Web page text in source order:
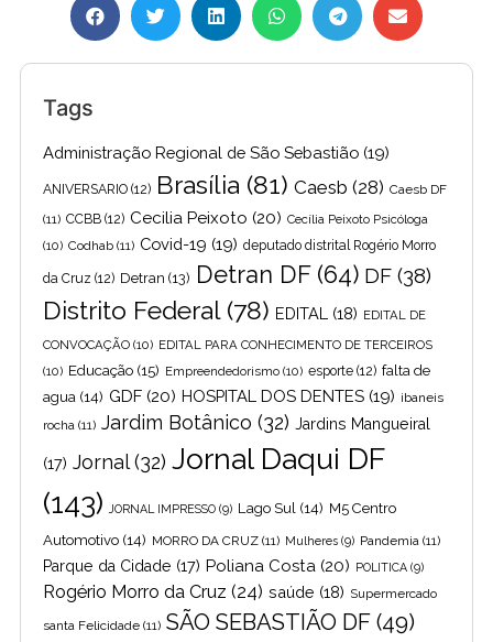
Tags
Administração Regional de São Sebastião (19)
ANIVERSARIO (12) Brasília (81) Caesb (28) Caesb DF
(11) CCBB (12) Cecilia Peixoto (20) Cecília Peixoto Psicóloga
(10) Codhab (11) Covid-19 (19) deputado distrital Rogério Morro
da Cruz (12) Detran (13) Detran DF(64) DF (38)
Distrito Federal(78) EDITAL (18) EDITAL DE
CONVOCAÇÃO (10) EDITAL PARA CONHECIMENTO DE TERCEIROS
(10) Educação (15) Empreendedorismo (10) esporte (12) falta de
agua (14) GDF (20) HOSPITAL DOS DENTES (19) ibaneis
rocha (11) Jardim Botânico (32) Jardins Mangueiral
(17) Jornal(32) Jornal Daqui DF
(143) JORNAL IMPRESSO (9) Lago Sul (14) M5 Centro
Automotivo (14) MORRO DA CRUZ (11) Mulheres (9) Pandemia (11)
Parque da Cidade (17) Poliana Costa (20) POLITICA (9)
Rogério Morro da Cruz (24) saúde (18) Supermercado
santa Felicidade (11) SÃO SEBASTIÃO DF (49)